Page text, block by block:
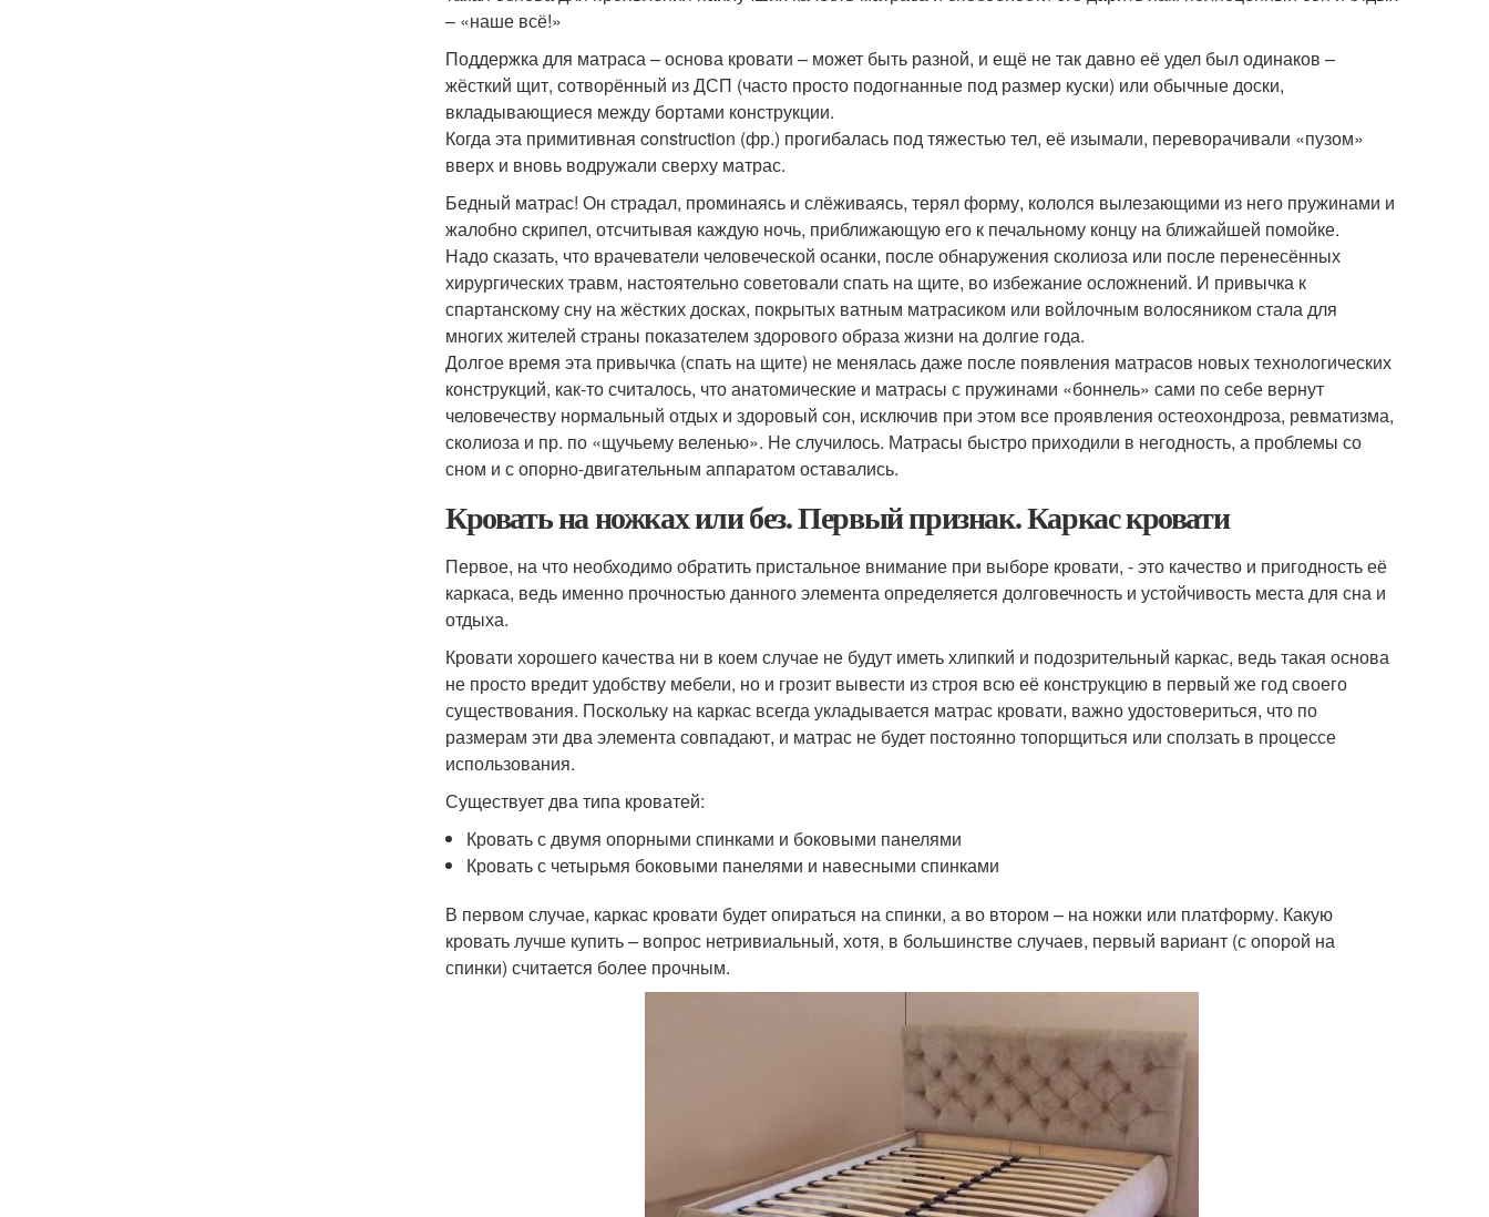
– «наше всё!»
Поддержка для матраса – основа кровати – может быть разной, и ещё не так давно её удел был одинаков –
жёсткий щит, сотворённый из ДСП (часто просто подогнанные под размер куски) или обычные доски,
вкладывающиеся между бортами конструкции.
Когда эта примитивная construction (фр.) прогибалась под тяжестью тел, её изымали, переворачивали «пузом»
вверх и вновь водружали сверху матрас.
Бедный матрас! Он страдал, проминаясь и слёживаясь, терял форму, кололся вылезающими из него пружинами и
жалобно скрипел, отсчитывая каждую ночь, приближающую его к печальному концу на ближайшей помойке.
Надо сказать, что врачеватели человеческой осанки, после обнаружения сколиоза или после перенесённых
хирургических травм, настоятельно советовали спать на щите, во избежание осложнений. И привычка к
спартанскому сну на жёстких досках, покрытых ватным матрасиком или войлочным волосяником стала для
многих жителей страны показателем здорового образа жизни на долгие года.
Долгое время эта привычка (спать на щите) не менялась даже после появления матрасов новых технологических
конструкций, как-то считалось, что анатомические и матрасы с пружинами «боннель» сами по себе вернут
человечеству нормальный отдых и здоровый сон, исключив при этом все проявления остеохондроза, ревматизма,
сколиоза и пр. по «щучьему веленью». Не случилось. Матрасы быстро приходили в негодность, а проблемы со
сном и с опорно-двигательным аппаратом оставались.
Кровать на ножках или без. Первый признак. Каркас кровати
Первое, на что необходимо обратить пристальное внимание при выборе кровати, - это качество и пригодность её
каркаса, ведь именно прочностью данного элемента определяется долговечность и устойчивость места для сна и
отдыха.
Кровати хорошего качества ни в коем случае не будут иметь хлипкий и подозрительный каркас, ведь такая основа
не просто вредит удобству мебели, но и грозит вывести из строя всю её конструкцию в первый же год своего
существования. Поскольку на каркас всегда укладывается матрас кровати, важно удостовериться, что по
размерам эти два элемента совпадают, и матрас не будет постоянно топорщиться или сползать в процессе
использования.
Существует два типа кроватей:
Кровать с двумя опорными спинками и боковыми панелями
Кровать с четырьмя боковыми панелями и навесными спинками
В первом случае, каркас кровати будет опираться на спинки, а во втором – на ножки или платформу. Какую
кровать лучше купить – вопрос нетривиальный, хотя, в большинстве случаев, первый вариант (с опорой на
спинки) считается более прочным.